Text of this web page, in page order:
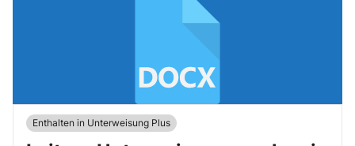
Enthalten in Unterweisung Plus